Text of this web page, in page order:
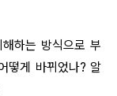
하는 방식으로 부
떻게 바뀌었나? 알